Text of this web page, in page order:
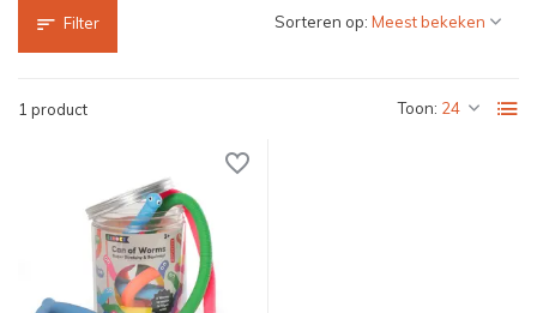
Filter
1 product Toon:
Sorteren op: